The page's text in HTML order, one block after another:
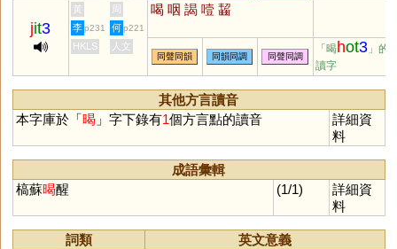
jit3
黃 周 喝 咽 謁 噎 齧
李 p231 何 p221
HKLS 人文
同聲同韻 同韻同調 同聲同調
「暍hot3 」的
讀字
其他方言讀音
本字庫於「暍 」字下錄有1個方言點的讀音
詳細資
料
成語彙輯
槁蘇暍醒 (1/1)
詳細資
料
詞類
英文意義